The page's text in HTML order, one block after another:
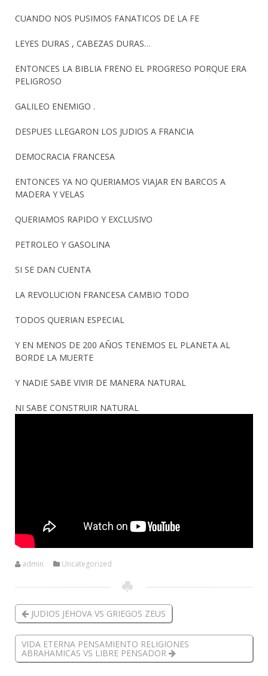
CUANDO NOS PUSIMOS FANATICOS DE LA FE
LEYES DURAS , CABEZAS DURAS…
ENTONCES LA BIBLIA FRENO EL PROGRESO PORQUE ERA
PELIGROSO
GALILEO ENEMIGO .
DESPUES LLEGARON LOS JUDIOS A FRANCIA
DEMOCRACIA FRANCESA
ENTONCES YA NO QUERIAMOS VIAJAR EN BARCOS A
MADERA Y VELAS
QUERIAMOS RAPIDO Y EXCLUSIVO
PETROLEO Y GASOLINA
SI SE DAN CUENTA
LA REVOLUCION FRANCESA CAMBIO TODO
TODOS QUERIAN ESPECIAL
Y EN MENOS DE 200 AÑOS TENEMOS EL PLANETA AL
BORDE LA MUERTE
Y NADIE SABE VIVIR DE MANERA NATURAL
NI SABE CONSTRUIR NATURAL
admin Uncategorized
JUDIOS JEHOVA VS GRIEGOS ZEUS
VIDA ETERNA PENSAMIENTO RELIGIONES
ABRAHAMICAS VS LIBRE PENSADOR